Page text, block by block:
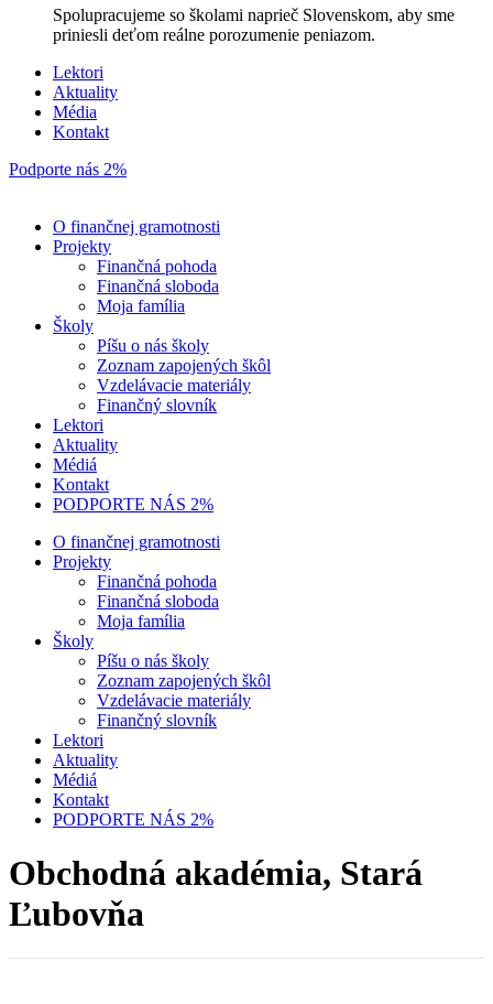
Spolupracujeme so školami naprieč Slovenskom, aby sme
priniesli deťom reálne porozumenie peniazom.
Lektori
Aktuality
Média
Kontakt
Podporte nás 2%
O finančnej gramotnosti
Projekty
Finančná pohoda
Finančná sloboda
Moja família
Školy
Píšu o nás školy
Zoznam zapojených škôl
Vzdelávacie materiály
Finančný slovník
Lektori
Aktuality
Médiá
Kontakt
PODPORTE NÁS 2%
O finančnej gramotnosti
Projekty
Finančná pohoda
Finančná sloboda
Moja família
Školy
Píšu o nás školy
Zoznam zapojených škôl
Vzdelávacie materiály
Finančný slovník
Lektori
Aktuality
Médiá
Kontakt
PODPORTE NÁS 2%
Obchodná akadémia, Stará
Ľubovňa